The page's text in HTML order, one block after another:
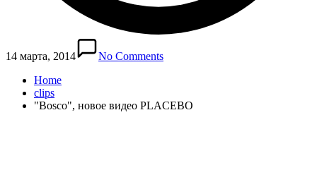
14 марта, 2014
No Comments
Home
clips
"Bosco", новое видео PLACEBO